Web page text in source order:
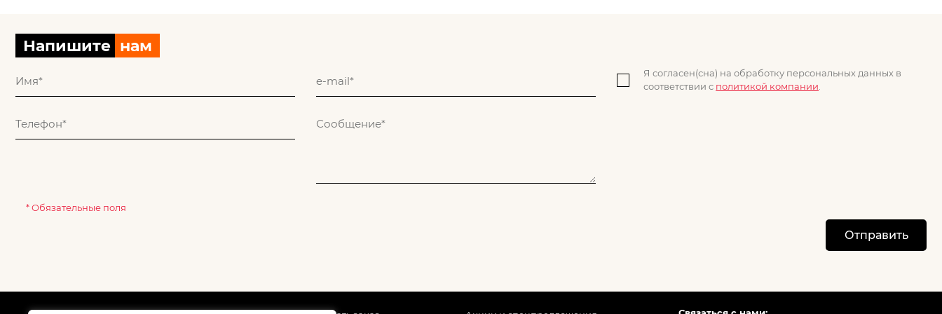
Напишите нам
Я согласен(сна) на обработку персональных данных в
соответствии с политикой компании.
* Обязательные поля
Отправить